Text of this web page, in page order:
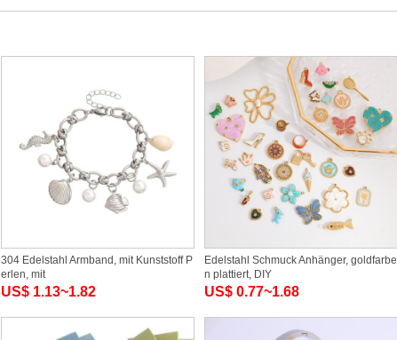
304 Edelstahl Armband, mit Kunststoff P
erlen, mit
US$ 1.13~1.82
Edelstahl Schmuck Anhänger, goldfarbe
n plattiert, DIY
US$ 0.77~1.68